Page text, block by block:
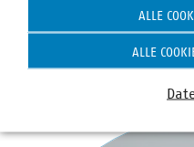
Ordnungspolitik
+49 30 58580-177
ALLE
ALLE